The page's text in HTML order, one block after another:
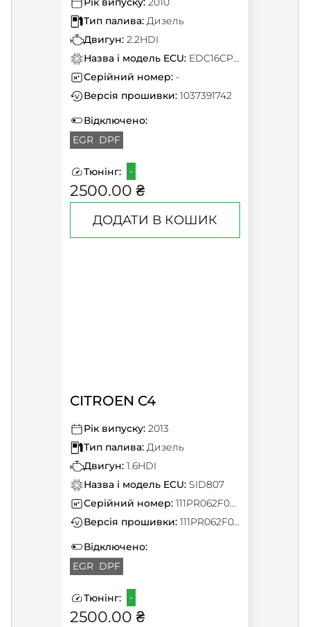
Тип палива: Дизель
Двигун: 2.2HDI
Назва і модель ECU:
EDC16CP39
Серійний номер: -
Версія прошивки: 1037391742
Відключено:
EGR DPF
Тюнінг: -
2500.00 ₴
ДОДАТИ В КОШИК
CITROEN C4
Рік випуску: 2013
Тип палива: Дизель
Двигун: 1.6HDI
Назва і модель ECU: SID807
Серійний номер:
111PR062F0000000
Версія прошивки:
111PR062F0000000
Відключено:
EGR DPF
Тюнінг: -
2500.00 ₴